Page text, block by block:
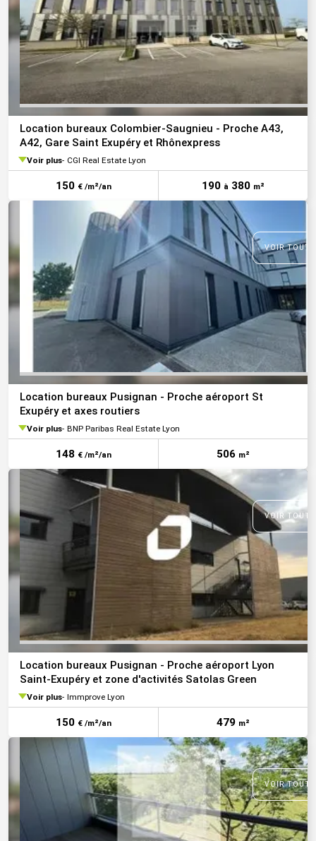
Location bureaux Colombier-Saugnieu - Proche A43,
A42, Gare Saint Exupéry et Rhônexpress
Voir plus CGI Real Estate Lyon
150 € /m²/an 190 à 380 m²
VOIR
Location bureaux Pusignan - Proche aéroport St
Exupéry et axes routiers
Voir plus BNP Paribas Real Estate Lyon
148 € /m²/an 506 m²
VOIR
Location bureaux Pusignan - Proche aéroport Lyon
Saint-Exupéry et zone d'activités Satolas Green
Voir plus Immprove Lyon
150 € /m²/an 479 m²
VOIR